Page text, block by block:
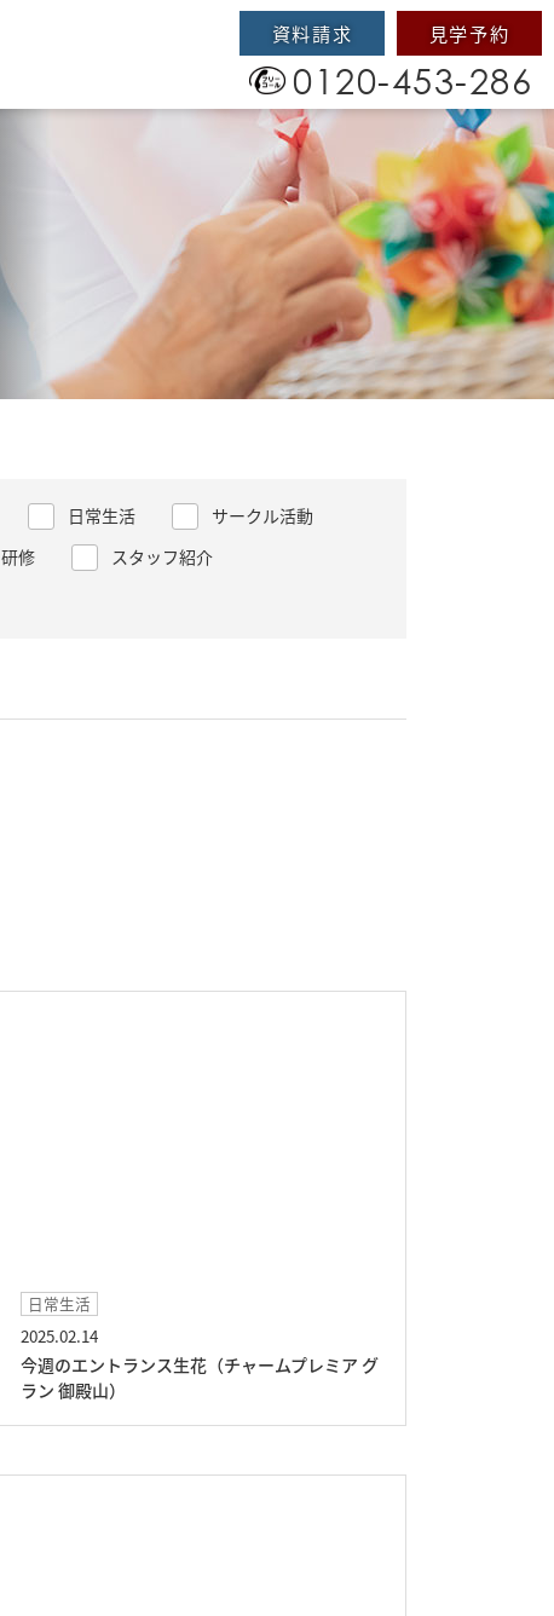
資料請求 見学予約
0120-453-286
日常生活
サークル活動
研修
スタッフ紹介
日常生活
2025.02.14
今週のエントランス生花（チャームプレミア グ
ラン 御殿山）